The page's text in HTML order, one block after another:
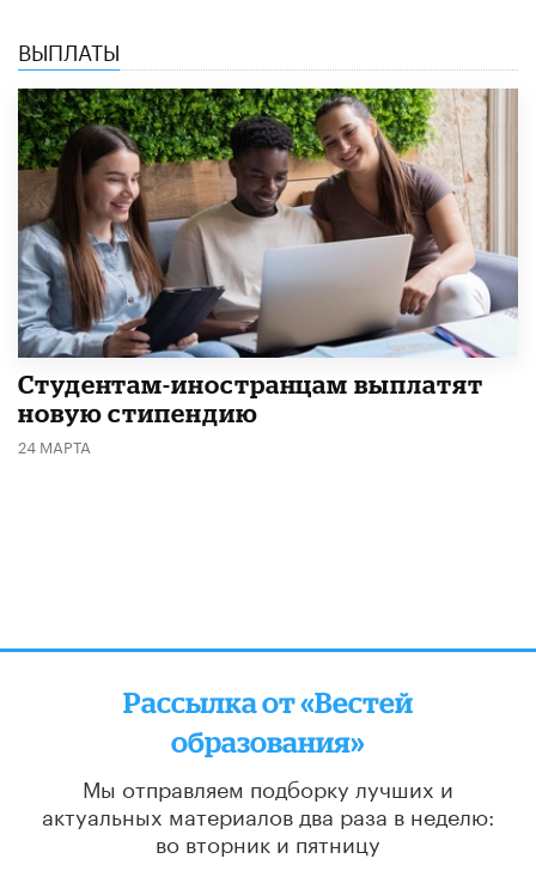
ВЫПЛАТЫ
Студентам-иностранцам выплатят
новую стипендию
24 МАРТА
Рассылка от «Вестей
образования»
Мы отправляем подборку лучших и
актуальных материалов два раза в неделю:
во вторник и пятницу